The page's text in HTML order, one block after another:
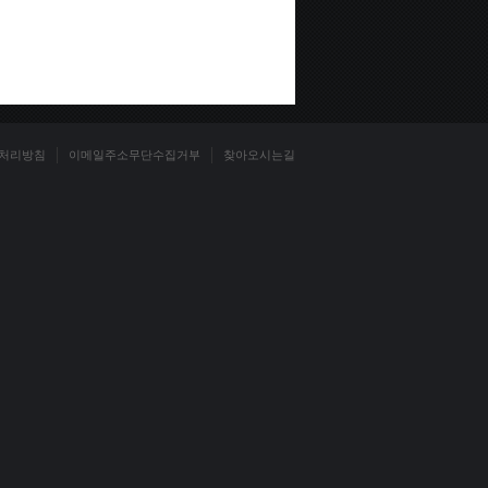
리방침 이메일주소무단수집거부 찾아오시는길